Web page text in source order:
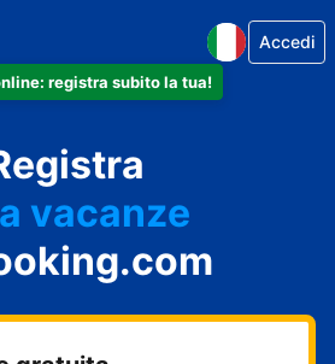
registra subito la tua!
Accedi
tuo hotel
vacanze
guest house
B&B